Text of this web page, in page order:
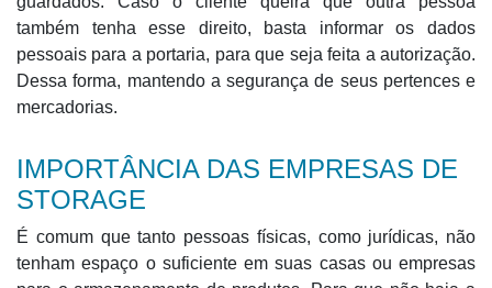
também tenha esse direito, basta informar os dados
pessoais para a portaria, para que seja feita a autorização.
Dessa forma, mantendo a segurança de seus pertences e
mercadorias.
IMPORTÂNCIA DAS EMPRESAS DE
STORAGE
É comum que tanto pessoas físicas, como jurídicas, não
tenham espaço o suficiente em suas casas ou empresas